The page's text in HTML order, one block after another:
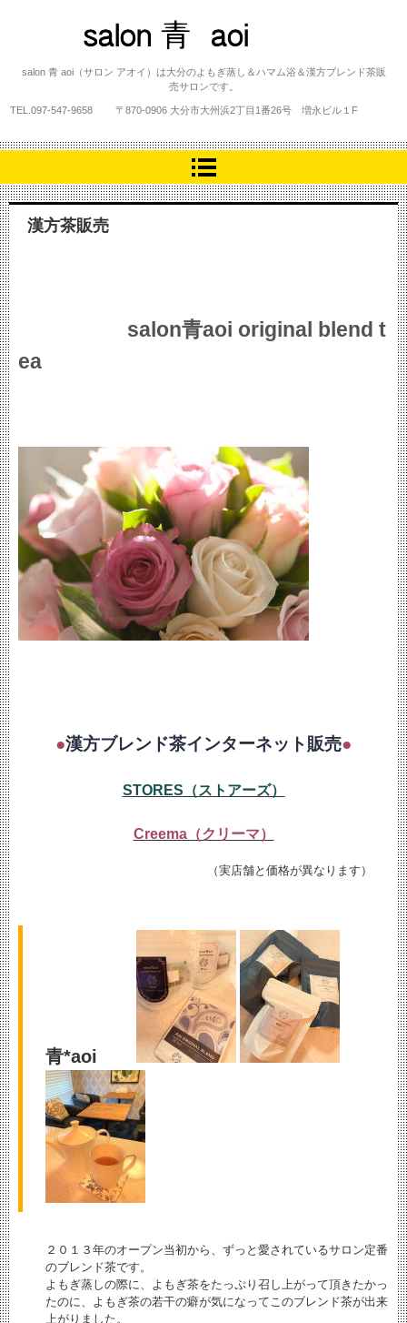
salon 青 aoi
salon 青 aoi（サロン アオイ）は大分のよもぎ蒸し＆ハマム浴＆漢方ブレンド茶販
売サロンです。
TEL. 097-547-9658 〒870-0906 大分市大州浜2丁目1番26号 増永ビル１F
漢方茶販売
salon青aoi original blend t
ea
●漢方ブレンド茶インターネット販売●
STORES（ストアーズ）
Creema（クリーマ）
（実店舗と価格が異なります）
青*aoi
２０１３年のオープン当初から、ずっと愛されているサロン定番
のブレンド茶です。
よもぎ蒸しの際に、よもぎ茶をたっぷり召し上がって頂きたかっ
たのに、よもぎ茶の若干の癖が気になってこのブレンド茶が出来
上がりました。